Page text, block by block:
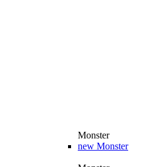
Monster
new Monster